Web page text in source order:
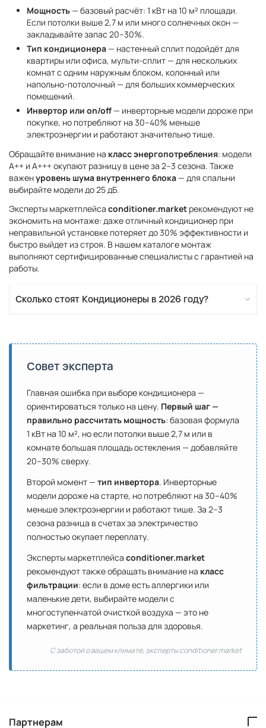
Мощность— базовый расчёт: 1 кВт на 10 м² площади.
Если потолки выше 2,7 м или много солнечных окон —
закладывайте запас 20–30%.
Тип кондиционера— настенный сплит подойдёт для
квартиры или офиса, мульти-сплит — для нескольких
комнат с одним наружным блоком, колонный или
напольно-потолочный — для больших коммерческих
помещений.
Инвертор или on/off— инверторные модели дороже при
покупке, но потребляют на 30–40% меньше
электроэнергии и работают значительно тише.
Обращайте внимание на класс энергопотребления: модели
A++ и A+++ окупают разницу в цене за 2–3 сезона. Также
важенуровень шума внутреннего блока— для спальни
выбирайте модели до 25 дБ.
Эксперты маркетплейса conditioner.market рекомендуют не
экономить на монтаже: даже отличный кондиционер при
неправильной установке потеряет до 30% эффективности и
быстро выйдет из строя. В нашем каталоге монтаж
выполняют сертифицированные специалисты с гарантией на
работы.
Сколько стоят Кондиционеры в 2026 году?
Совет эксперта
Главная ошибка при выборе кондиционера —
ориентироваться только на цену. Первый шаг —
правильно рассчитать мощность: базовая формула
1 кВт на 10 м², но если потолки выше 2,7 м или в
комнате большая площадь остекления — добавляйте
20–30% сверху.
Второй момент — тип инвертора. Инверторные
модели дороже на старте, но потребляют на 30–40%
меньше электроэнергии и работают тише. За 2–3
сезона разница в счетах за электричество
полностью окупает переплату.
Эксперты маркетплейса conditioner.market
рекомендуют также обращать внимание на класс
фильтрации: если в доме есть аллергики или
маленькие дети, выбирайте модели с
многоступенчатой очисткой воздуха — это не
маркетинг, а реальная польза для здоровья.
С заботой о вашем климате, эксперты conditioner.market
Партнерам